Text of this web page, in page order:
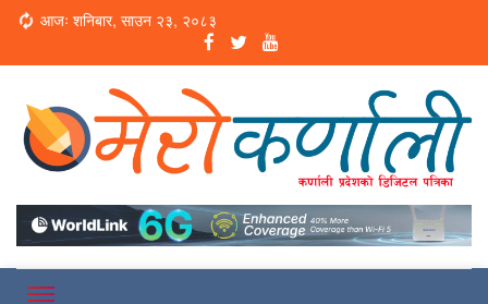
Loading...
आजः शनिबार, साउन २३, २०८३
Merokarnali